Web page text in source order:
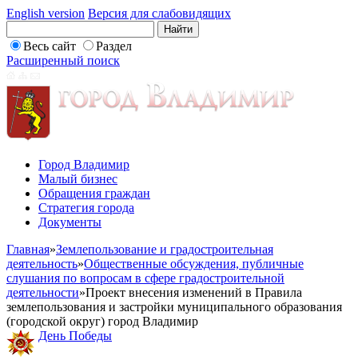
English version Версия для слабовидящих
Весь сайт
Раздел
Расширенный поиск
Город Владимир
Малый бизнес
Обращения граждан
Стратегия города
Документы
Главная»Землепользование и градостроительная
деятельность»Общественные обсуждения, публичные
слушания по вопросам в сфере градостроительной
деятельности»Проект внесения изменений в Правила
землепользования и застройки муниципального образования
(городской округ) город Владимир
День Победы